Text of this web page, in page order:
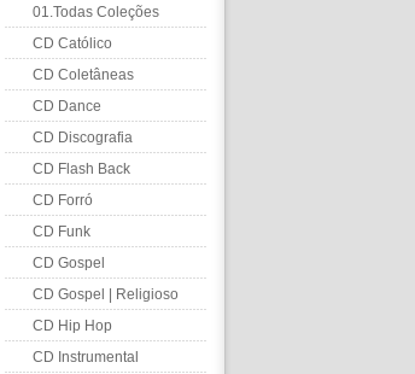
01.Todas Coleções
CD Católico
CD Coletâneas
CD Dance
CD Discografia
CD Flash Back
CD Forró
CD Funk
CD Gospel
CD Gospel | Religioso
CD Hip Hop
CD Instrumental